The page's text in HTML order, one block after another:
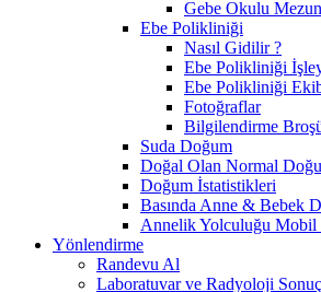
Gebe Okulu
Ebe Polikliniği
Nasıl Gidilir ?
Ebe Polikliniği
Ebe Polikliniği
Fotoğraflar
Bilgilendirme
Suda Doğum
Doğal Olan Normal
Doğum İstatistikleri
Basında Anne & Bebek
Annelik Yolculuğu Mobil
Yönlendirme
Randevu Al
Laboratuvar ve Radyoloji